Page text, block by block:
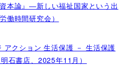
本論』―新しい福祉国家という出
働時間研究会）
アクション 生活保護 － 生活保護
石書店、2025年11月）